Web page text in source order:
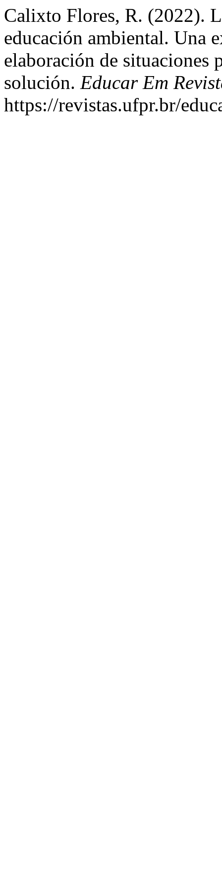
Calixto Flores, R. (2022).
educación ambiental. Una
elaboración de situaciones
solución. Educar Em
https://revistas.ufpr.br/